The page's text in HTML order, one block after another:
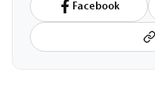
Facebook